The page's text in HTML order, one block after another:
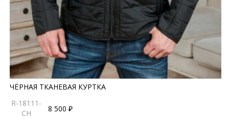
ЧЁРНАЯ ТКАНЕВАЯ КУРТКА
R-18111-
CH
8 500 ₽